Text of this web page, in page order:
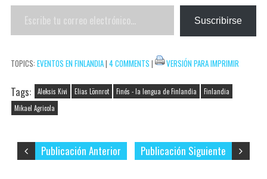
s
t
Escribe
electrónico…
Suscribirse
TOPICS: EVENTOS EN FINLANDIA| 4 COMMENTS | VERSIÓN PARA IMPRIMIR
Tags: Aleksis Kivi Elias Lönnrot Finés - la lengua de Finlandia
Finlandia
Mikael Agricola
Publicación Siguiente
Publicación Anterior